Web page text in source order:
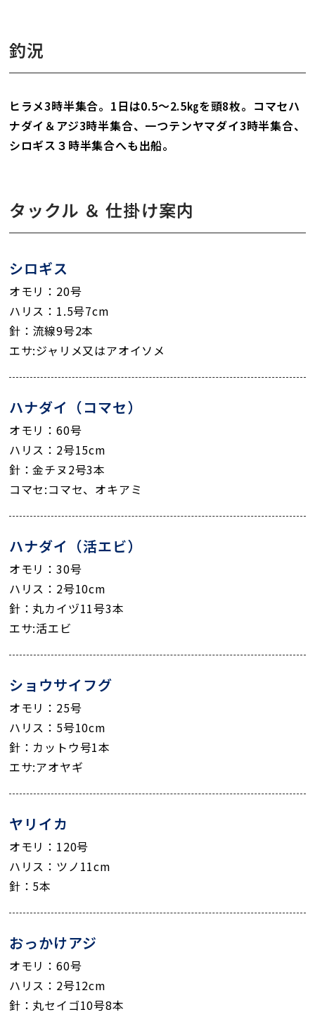
釣況
ヒラメ3時半集合。1日は0.5〜2.5㎏を頭8枚。コマセハ
ナダイ＆アジ3時半集合、一つテンヤマダイ3時半集合、
シロギス３時半集合へも出船。
タックル ＆ 仕掛け案内
シロギス
オモリ：20号
ハリス：1.5号7cm
針：流線9号2本
エサ:ジャリメ又はアオイソメ
ハナダイ（コマセ）
オモリ：60号
ハリス：2号15cm
針：金チヌ2号3本
コマセ:コマセ、オキアミ
ハナダイ（活エビ）
オモリ：30号
ハリス：2号10cm
針：丸カイヅ11号3本
エサ:活エビ
ショウサイフグ
オモリ：25号
ハリス：5号10cm
針：カットウ号1本
エサ:アオヤギ
ヤリイカ
オモリ：120号
ハリス：ツノ11cm
針：5本
おっかけアジ
オモリ：60号
ハリス：2号12cm
針：丸セイゴ10号8本